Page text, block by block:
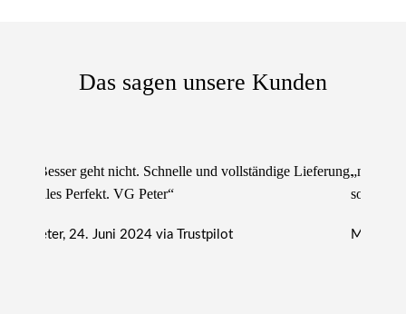
Das sagen unsere Kunden
„Besser geht nicht. Schnelle und vollständige Lieferung.
Alles Perfekt. VG Peter“
Peter, 24. Juni 2024 via Trustpilot
„nur zu
sowie